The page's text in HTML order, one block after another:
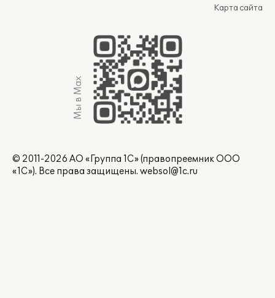
Карта сайта
Мы в Max
© 2011-2026 АО «Группа 1С» (правопреемник ООО
«1С»). Все права защищены. websol@1c.ru